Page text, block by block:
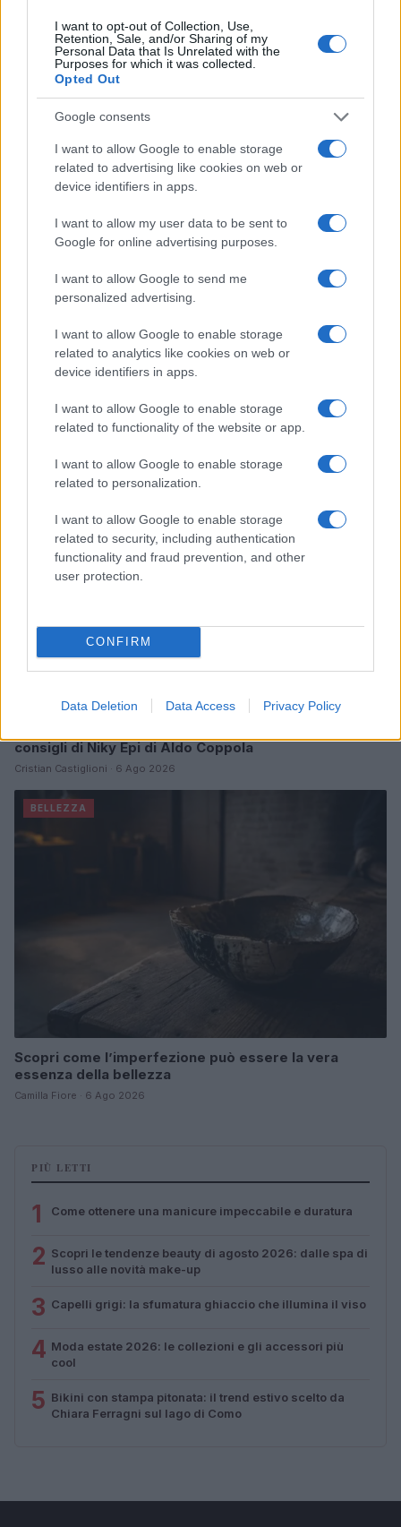
I want to opt-out of Collection, Use,
Retention, Sale, and/or Sharing of my
Personal Data that Is Unrelated with the
Purposes for which it was collected.
Opted Out
Google consents
I want to allow Google to enable storage
related to advertising like cookies on web or
device identifiers in apps.
I want to allow my user data to be sent to
Google for online advertising purposes.
I want to allow Google to send me
personalized advertising.
I want to allow Google to enable storage
related to analytics like cookies on web or
device identifiers in apps.
I want to allow Google to enable storage
related to functionality of the website or app.
I want to allow Google to enable storage
related to personalization.
I want to allow Google to enable storage
related to security, including authentication
functionality and fraud prevention, and other
user protection.
CONFIRM
Data Deletion Data Access Privacy Policy
Continua a leggere
BELLEZZA
Come indossare le infradito animalier con stile:
consigli e abbinamenti
BELLEZZA
consigli di Niky Epi di Aldo Coppola
Cristian Castiglioni · 6 Ago 2026
BELLEZZA
Scopri come l’imperfezione può essere la vera
essenza della bellezza
Camilla Fiore · 6 Ago 2026
PIÙ LETTI
1 Come ottenere una manicure impeccabile e duratura
2 Scopri le tendenze beauty di agosto 2026: dalle spa di
lusso alle novità make-up
3 Capelli grigi: la sfumatura ghiaccio che illumina il viso
4 Moda estate 2026: le collezioni e gli accessori più
cool
5 Bikini con stampa pitonata: il trend estivo scelto da
Chiara Ferragni sul lago di Como